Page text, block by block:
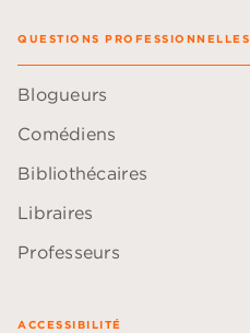
QUESTIONS PROFESSIONNELLES
Blogueurs
Comédiens
Bibliothécaires
Libraires
Professeurs
ACCESSIBILITÉ